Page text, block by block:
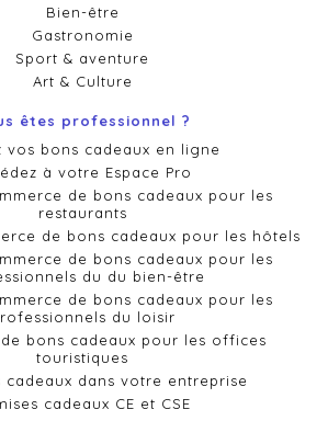
Bien-être
Gastronomie
Sport & aventure
Art & Culture
êtes professionnel ?
vos bons cadeaux en ligne
à votre Espace Pro
de bons cadeaux pour les
restaurants
de bons cadeaux pour les hôtels
de bons cadeaux pour les
du du bien-être
de bons cadeaux pour les
du loisir
bons cadeaux pour les offices
touristiques
cadeaux dans votre entreprise
cadeaux CE et CSE